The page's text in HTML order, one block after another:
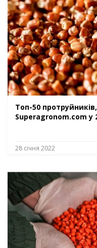
Топ-50
Superagronom.com у
28 січня 2022